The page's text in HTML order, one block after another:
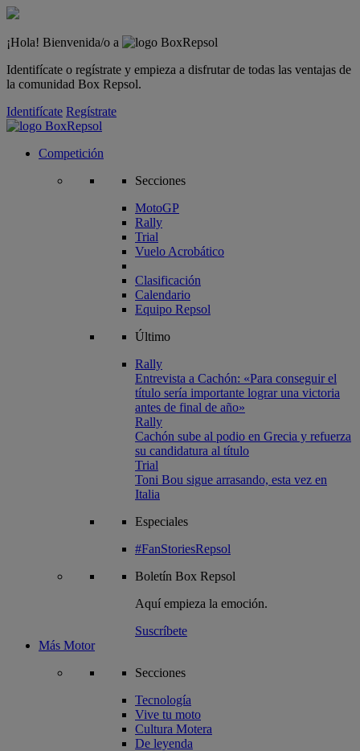
¡Hola! Bienvenida/o a
Identifícate o regístrate y empieza a disfrutar de todas las ventajas de
la comunidad Box Repsol.
Identifícate Regístrate
Competición
Secciones
MotoGP
Rally
Trial
Vuelo Acrobático
Clasificación
Calendario
Equipo Repsol
Último
Rally
Entrevista a Cachón: «Para conseguir el
título sería importante lograr una victoria
antes de final de año»
Rally
Cachón sube al podio en Grecia y refuerza
su candidatura al título
Trial
Toni Bou sigue arrasando, esta vez en
Italia
Especiales
#FanStoriesRepsol
Boletín Box Repsol
Aquí empieza la emoción.
Suscríbete
Más Motor
Secciones
Tecnología
Vive tu moto
Cultura Motera
De leyenda